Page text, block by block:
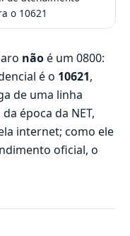
o 10621
nãoé um 0800:
é o 10621,
de uma linha
época da NET,
internet; como ele
oficial, o